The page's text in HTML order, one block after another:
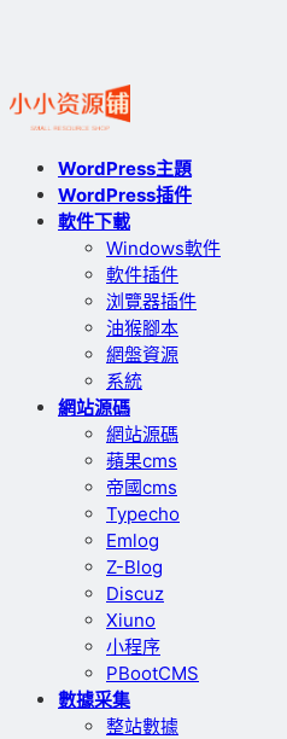
WordPress主題
WordPress插件
軟件下載
Windows軟件
軟件插件
浏覽器插件
油猴腳本
網盤資源
系統
網站源碼
網站源碼
蘋果cms
帝國cms
Typecho
Emlog
Z-Blog
Discuz
Xiuno
小程序
PBootCMS
數據采集
整站數據